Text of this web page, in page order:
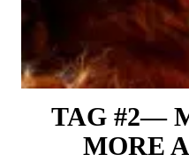
TAG #2—
MORE